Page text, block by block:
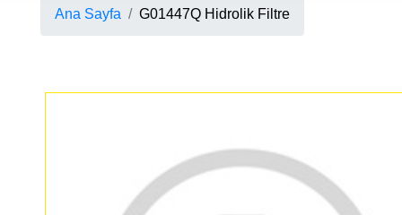
Ana Sayfa G01447Q Hidrolik Filtre